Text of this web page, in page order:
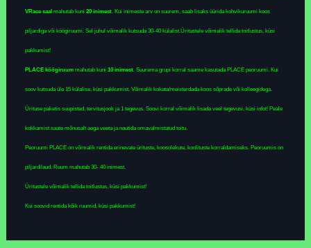
VRace saal mahutab kuni20 inimest . Kui inimeste arv on suurem, saab lisaks üürida kohvikuruumi koos
piljardiga või köögiruumi. Sel juhul võimalik kutsuda 30-40 külalist.Üritustele võimalik tellida toitlustus, küsi
pakkumist!
PLACE köögiruum mahutab kuni10 inimest . Suurema grupi korral saame kasutada PLACE peoruumi. Kui
soov kutsuda üle 15 külalise, küsi pakkumist. Võimalik kokata/meisterdada koos sõprade või kolleegidega.
Ürituse paketis suupisted, tervitusjook ja 1 tegevus. Soovi korral võimalik lisada veel tegevusi, küsi infot! Peale
kokkamist saate mõnusalt aega veeta ja nautida omavalmistatud toitu.
Peoruumi PLACE on võimalik rentida erinevate ürituste, koosolekute, koolituste korraldamiseks. Peoruumis on
piljardilaud. Ruum mahutab 30- 40 inimest.
Üritustele võimalik tellida toitlustus, küsi pakkumist!
Kui soovid rentida kõik ruumid, küsi pakkumist!